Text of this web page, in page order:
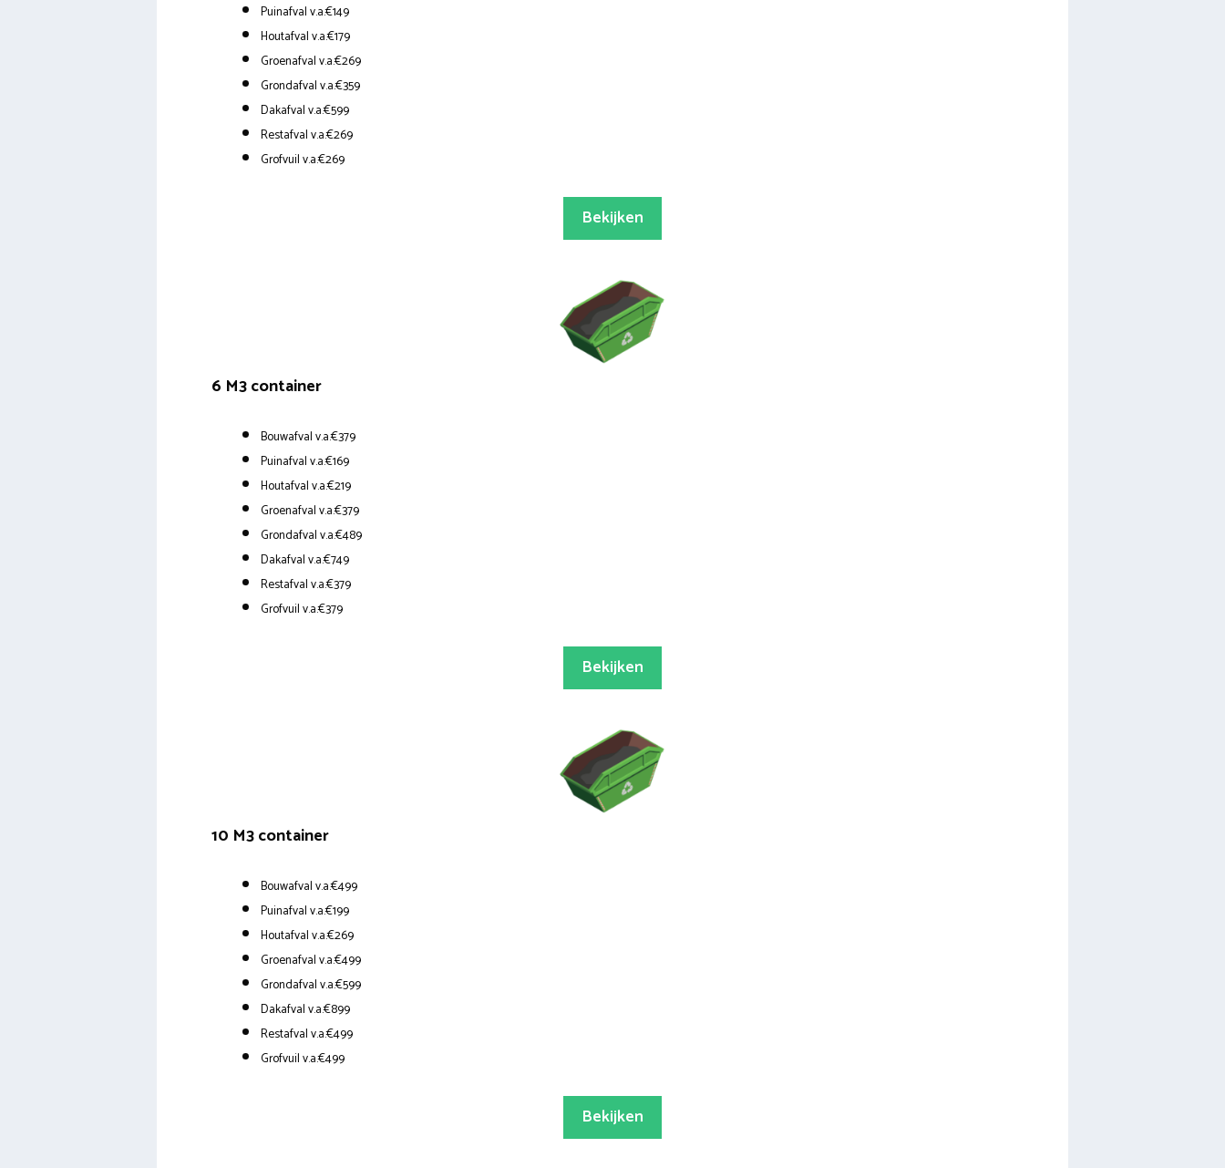
Puinafval v.a.€149
Houtafval v.a.€179
Groenafval v.a.€269
Grondafval v.a.€359
Dakafval v.a.€599
Restafval v.a.€269
Grofvuil v.a.€269
Bekijken
6 M3 container
Bouwafval v.a.€379
Puinafval v.a.€169
Houtafval v.a.€219
Groenafval v.a.€379
Grondafval v.a.€489
Dakafval v.a.€749
Restafval v.a.€379
Grofvuil v.a.€379
Bekijken
10 M3 container
Bouwafval v.a.€499
Puinafval v.a.€199
Houtafval v.a.€269
Groenafval v.a.€499
Grondafval v.a.€599
Dakafval v.a.€899
Restafval v.a.€499
Grofvuil v.a.€499
Bekijken